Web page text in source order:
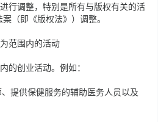
行调整，特别是所有与版权有关的活
（即《版权法》）调整。
范围内的活动
的创业活动。例如：
提供保健服务的辅助医务人员以及